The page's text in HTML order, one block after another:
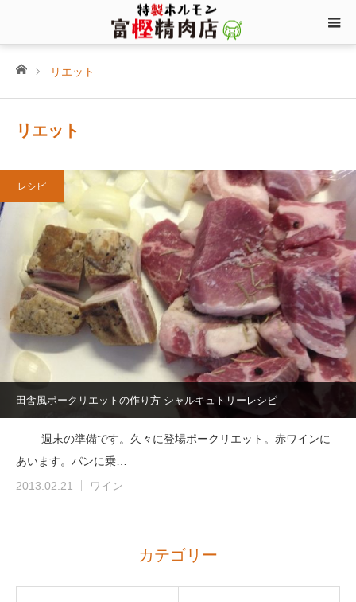
ホームリエット
リエット
レシピ
田舎風ポークリエットの作り方 シャルキュトリーレシピ
週末の準備です。久々に登場ポークリエット。赤ワインに
あいます。パンに乗…
2013.02.21
ワイン
カテゴリー